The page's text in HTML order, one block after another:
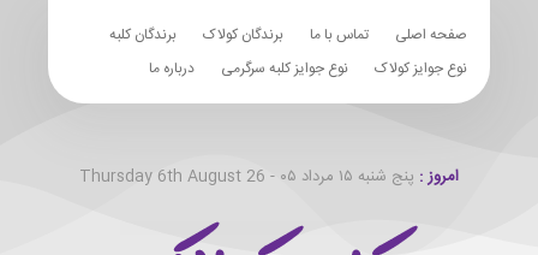
صفحه اصلی تماس با ما برندگان کولاک
برندگان کلبه
نوع جوایز کولاک
نوع جوایز کلبه سرگرمی درباره ما
امروز : پنج شنبه ۱۵ مرداد ۰۵ - Thursday 6th August 26